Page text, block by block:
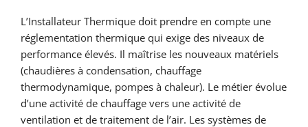
L’Installateur Thermique doit prendre en compte une
réglementation thermique qui exige des niveaux de
performance élevés. Il maîtrise les nouveaux matériels
(chaudières à condensation, chauffage
thermodynamique, pompes à chaleur). Le métier évolue
d’une activité de chauffage vers une activité de
ventilation et de traitement de l’air. Les systèmes de